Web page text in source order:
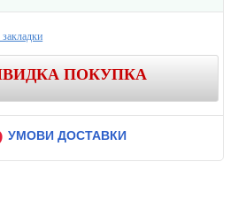
ПОКУПКА
УМОВИ ДОСТАВКИ